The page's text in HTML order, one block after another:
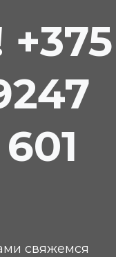
+375
свяжемся